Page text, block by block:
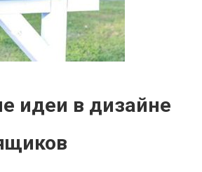
идеи в дизайне